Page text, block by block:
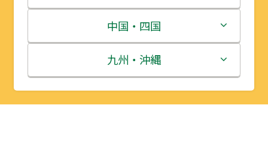
宮城県
秋田県
山形県
群馬県
埼玉県
千葉県
富山県
石川県
福井県
三重県
滋賀県
京都府
中国・四国
鳥取県
島根県
九州・沖縄
福岡県